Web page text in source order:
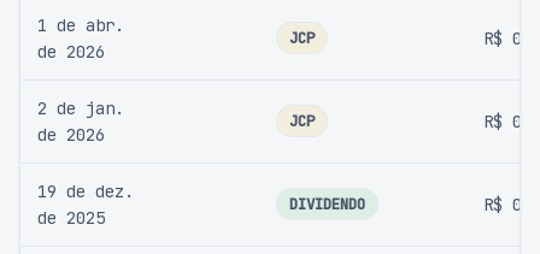
1 de abr.
de 2026
JCP R$
2 de jan.
de 2026
JCP R$
19 de dez.
de 2025
DIVIDENDO R$